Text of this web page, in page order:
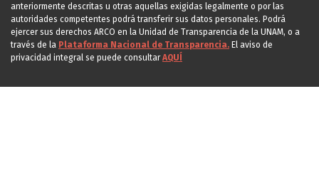
anteriormente descritas u otras aquellas exigidas legalmente o por las
autoridades competentes podrá transferir sus datos personales. Podrá
ejercer sus derechos ARCO en la Unidad de Transparencia de la UNAM, o a
través de la Plataforma Nacional de Transparencia. El aviso de
privacidad integral se puede consultarAQUÍ